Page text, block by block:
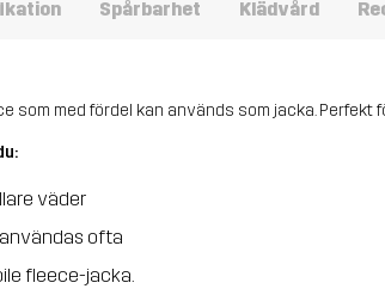
Spårbarhet Klädvård
som med fördel kan används som jacka. Perfekt
väder
ofta
fleece-jacka.